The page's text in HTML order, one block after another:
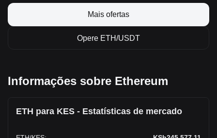
Mais ofertas
Opere ETH/USDT
Informações sobre Ethereum
ETH para KES - Estatísticas de mercado